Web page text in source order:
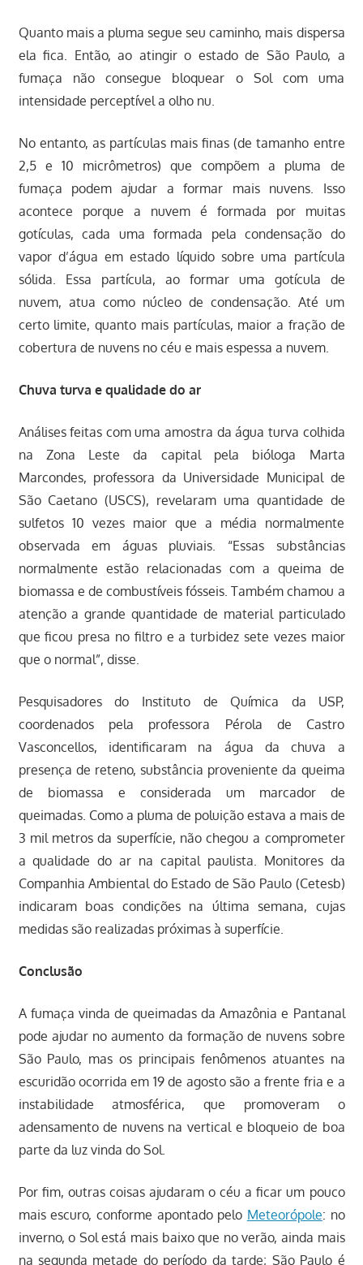
Quanto mais a pluma segue seu caminho, mais dispersa
ela fica. Então, ao atingir o estado de São Paulo, a
fumaça não consegue bloquear o Sol com uma
intensidade perceptível a olho nu.
No entanto, as partículas mais finas (de tamanho entre
2,5 e 10 micrômetros) que compõem a pluma de
fumaça podem ajudar a formar mais nuvens. Isso
acontece porque a nuvem é formada por muitas
gotículas, cada uma formada pela condensação do
vapor d’água em estado líquido sobre uma partícula
sólida. Essa partícula, ao formar uma gotícula de
nuvem, atua como núcleo de condensação. Até um
certo limite, quanto mais partículas, maior a fração de
cobertura de nuvens no céu e mais espessa a nuvem.
Chuva turva e qualidade do ar
Análises feitas com uma amostra da água turva colhida
na Zona Leste da capital pela bióloga Marta
Marcondes, professora da Universidade Municipal de
São Caetano (USCS), revelaram uma quantidade de
sulfetos 10 vezes maior que a média normalmente
observada em águas pluviais. “Essas substâncias
normalmente estão relacionadas com a queima de
biomassa e de combustíveis fósseis. Também chamou a
atenção a grande quantidade de material particulado
que ficou presa no filtro e a turbidez sete vezes maior
que o normal”, disse.
Pesquisadores do Instituto de Química da USP,
coordenados pela professora Pérola de Castro
Vasconcellos, identificaram na água da chuva a
presença de reteno, substância proveniente da queima
de biomassa e considerada um marcador de
queimadas. Como a pluma de poluição estava a mais de
3 mil metros da superfície, não chegou a comprometer
a qualidade do ar na capital paulista. Monitores da
Companhia Ambiental do Estado de São Paulo (Cetesb)
indicaram boas condições na última semana, cujas
medidas são realizadas próximas à superfície.
Conclusão
A fumaça vinda de queimadas da Amazônia e Pantanal
pode ajudar no aumento da formação de nuvens sobre
São Paulo, mas os principais fenômenos atuantes na
escuridão ocorrida em 19 de agosto são a frente fria e a
instabilidade atmosférica, que promoveram o
adensamento de nuvens na vertical e bloqueio de boa
parte da luz vinda do Sol.
Por fim, outras coisas ajudaram o céu a ficar um pouco
mais escuro, conforme apontado pelo Meteorópole: no
inverno, o Sol está mais baixo que no verão, ainda mais
na segunda metade do período da tarde; São Paulo é